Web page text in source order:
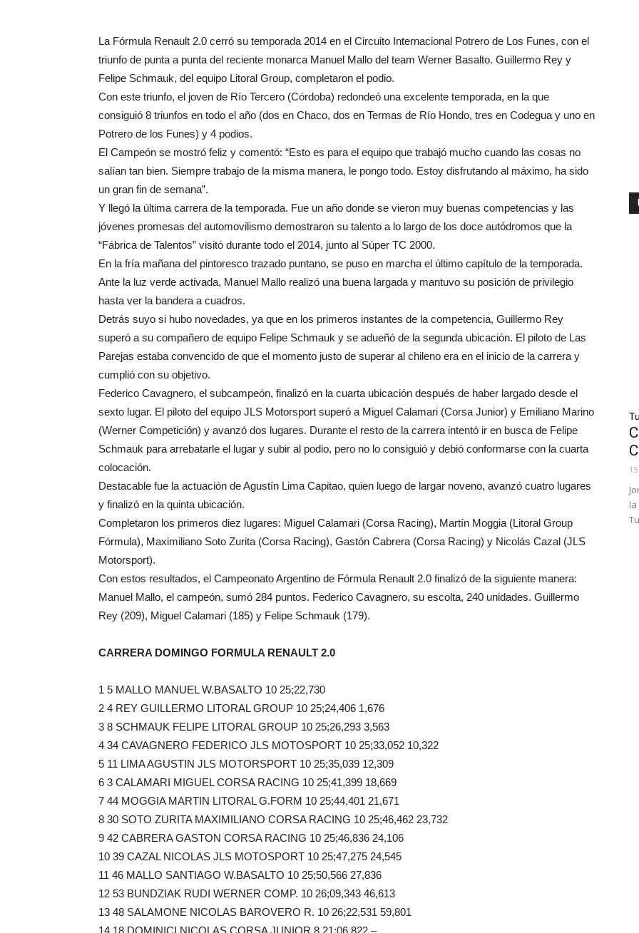
La Fórmula Renault 2.0 cerró su temporada 2014 en el Circuito Internacional Potrero de Los Funes, con el
triunfo de punta a punta del reciente monarca Manuel Mallo del team Werner Basalto. Guillermo Rey y
Felipe Schmauk, del equipo Litoral Group, completaron el podio.
Con este triunfo, el joven de Río Tercero (Córdoba) redondeó una excelente temporada, en la que
consiguió 8 triunfos en todo el año (dos en Chaco, dos en Termas de Río Hondo, tres en Codegua y uno en
Potrero de los Funes) y 4 podios.
El Campeón se mostró feliz y comentó: “Esto es para el equipo que trabajó mucho cuando las cosas no
salían tan bien. Siempre trabajo de la misma manera, le pongo todo. Estoy disfrutando al máximo, ha sido
un gran fin de semana”.
Y llegó la última carrera de la temporada. Fue un año donde se vieron muy buenas competencias y las
jóvenes promesas del automovilismo demostraron su talento a lo largo de los doce autódromos que la
“Fábrica de Talentos” visitó durante todo el 2014, junto al Súper TC 2000.
En la fría mañana del pintoresco trazado puntano, se puso en marcha el último capítulo de la temporada.
Ante la luz verde activada, Manuel Mallo realizó una buena largada y mantuvo su posición de privilegio
hasta ver la bandera a cuadros.
Detrás suyo si hubo novedades, ya que en los primeros instantes de la competencia, Guillermo Rey
superó a su compañero de equipo Felipe Schmauk y se adueñó de la segunda ubicación. El piloto de Las
Parejas estaba convencido de que el momento justo de superar al chileno era en el inicio de la carrera y
cumplió con su objetivo.
Federico Cavagnero, el subcampeón, finalizó en la cuarta ubicación después de haber largado desde el
sexto lugar. El piloto del equipo JLS Motorsport superó a Miguel Calamari (Corsa Junior) y Emiliano Marino
(Werner Competición) y avanzó dos lugares. Durante el resto de la carrera intentó ir en busca de Felipe
Schmauk para arrebatarle el lugar y subir al podio, pero no lo consiguió y debió conformarse con la cuarta
colocación.
Destacable fue la actuación de Agustín Lima Capitao, quien luego de largar noveno, avanzó cuatro lugares
y finalizó en la quinta ubicación.
Completaron los primeros diez lugares: Miguel Calamari (Corsa Racing), Martín Moggia (Litoral Group
Fórmula), Maximiliano Soto Zurita (Corsa Racing), Gastón Cabrera (Corsa Racing) y Nicolás Cazal (JLS
Motorsport).
Con estos resultados, el Campeonato Argentino de Fórmula Renault 2.0 finalizó de la siguiente manera:
Manuel Mallo, el campeón, sumó 284 puntos. Federico Cavagnero, su escolta, 240 unidades. Guillermo
Rey (209), Miguel Calamari (185) y Felipe Schmauk (179).
CARRERA DOMINGO FORMULA RENAULT 2.0
1 5 MALLO MANUEL W.BASALTO 10 25;22,730
2 4 REY GUILLERMO LITORAL GROUP 10 25;24,406 1,676
3 8 SCHMAUK FELIPE LITORAL GROUP 10 25;26,293 3,563
4 34 CAVAGNERO FEDERICO JLS MOTOSPORT 10 25;33,052 10,322
5 11 LIMA AGUSTIN JLS MOTORSPORT 10 25;35,039 12,309
6 3 CALAMARI MIGUEL CORSA RACING 10 25;41,399 18,669
7 44 MOGGIA MARTIN LITORAL G.FORM 10 25;44,401 21,671
8 30 SOTO ZURITA MAXIMILIANO CORSA RACING 10 25;46,462 23,732
9 42 CABRERA GASTON CORSA RACING 10 25;46,836 24,106
10 39 CAZAL NICOLAS JLS MOTOSPORT 10 25;47,275 24,545
11 46 MALLO SANTIAGO W.BASALTO 10 25;50,566 27,836
12 53 BUNDZIAK RUDI WERNER COMP. 10 26;09,343 46,613
13 48 SALAMONE NICOLAS BAROVERO R. 10 26;22,531 59,801
14 18 DOMINICI NICOLAS CORSA JUNIOR 8 21;06,822 –